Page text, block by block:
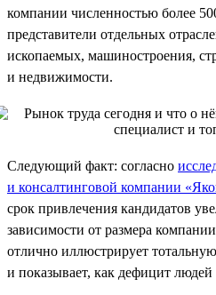
компании численностью более
представители отдельных
ископаемых, машиностроения,
и недвижимости.
Следующий факт: согласно
и консалтинговой компании
срок привлечения кандидатов
зависимости от размера
отлично иллюстрирует
и показывает, как дефицит людей